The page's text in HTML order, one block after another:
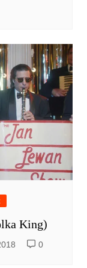
King)
0